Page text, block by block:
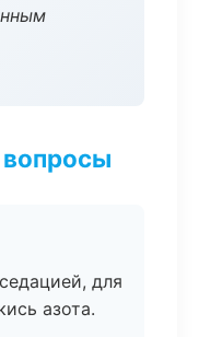
для
азота.